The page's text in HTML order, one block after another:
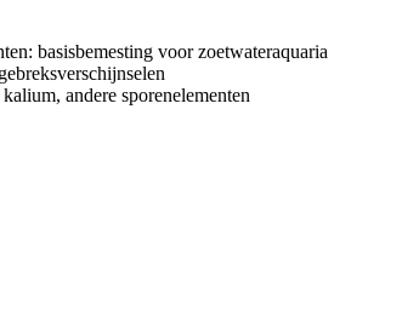
basisbemesting voor zoetwateraquaria
andere sporenelementen